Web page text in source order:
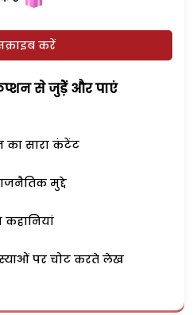
करें
से जुड़ेें और पाएं
का सारा कंटेंट
मुद्दे
कहानियां
पर चोट करते लेख